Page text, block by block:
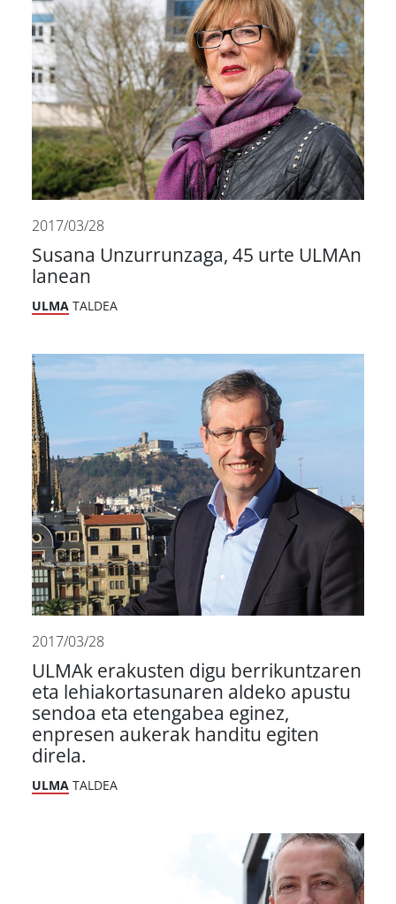
2017/03/28
Susana Unzurrunzaga, 45 urte ULMAn
lanean
ULMA TALDEA
2017/03/28
ULMAk erakusten digu berrikuntzaren
eta lehiakortasunaren aldeko apustu
sendoa eta etengabea eginez,
enpresen aukerak handitu egiten
direla.
ULMA TALDEA